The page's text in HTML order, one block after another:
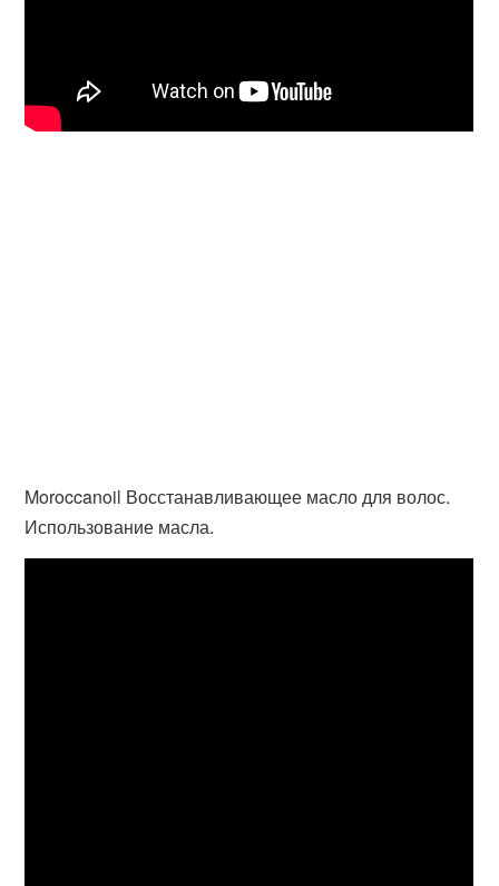
Moroccanoil Восстанавливающее масло для волос.
Использование масла.